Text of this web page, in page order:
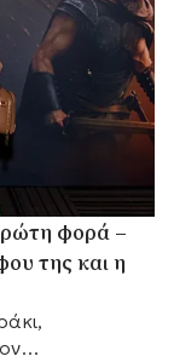
φορά –
της και η